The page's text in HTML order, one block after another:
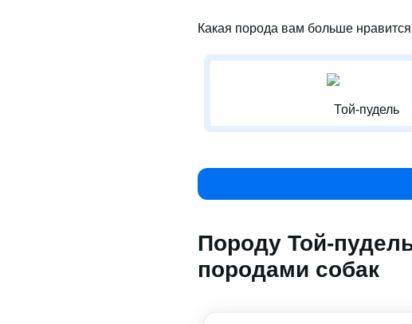
Какая порода вам больше
Той-пудель
Породу Той-
породами собак